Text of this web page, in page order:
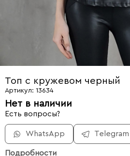
Топ с кружевом черный
Артикул: 13634
Нет в наличии
Есть вопросы?
WhatsApp Telegram
Подробности